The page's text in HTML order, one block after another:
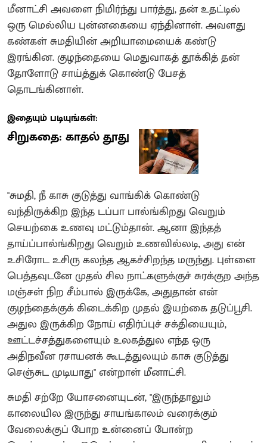
​மீனாட்சி அவளை நிமிர்ந்து பார்த்து, தன் உதட்டில்
ஒரு மெல்லிய புன்னகையை ஏந்தினாள். அவளது
கண்கள் சுமதியின் அறியாமையைக் கண்டு
இரங்கின. குழந்தையை மெதுவாகத் தூக்கித் தன்
தோளோடு சாய்த்துக் கொண்டு பேசத்
தொடங்கினாள்.
இதையும் படியுங்கள்:
சிறுகதை: காதல் தூது
​"சுமதி, நீ காசு குடுத்து வாங்கிக் கொண்டு
வந்திருக்கிற இந்த டப்பா பால்ங்கிறது வெறும்
செயற்கை உணவு மட்டும்தான். ஆனா இந்தத்
தாய்ப்பால்ங்கிறது வெறும் உணவில்லடி, அது என்
உசிரோட உசிரு கலந்த ஆகச்சிறந்த மருந்து. புள்ளை
பெத்தவுடனே முதல் சில நாட்களுக்குச் சுரக்குற அந்த
மஞ்சள் நிற சீம்பால் இருக்கே, அதுதான் என்
குழந்தைக்குக் கிடைக்கிற முதல் இயற்கை தடுப்பூசி.
அதுல இருக்கிற நோய் எதிர்ப்புச் சக்தியையும்,
ஊட்டச்சத்துகளையும் உலகத்துல எந்த ஒரு
அதிநவீன ரசாயனக் கூடத்துலயும் காசு குடுத்து
செஞ்சுட முடியாது" என்றாள் மீனாட்சி.
​சுமதி சற்றே யோசனையுடன், "இருந்தாலும்
காலையில இருந்து சாயங்காலம் வரைக்கும்
வேலைக்குப் போற உன்னைப் போன்ற